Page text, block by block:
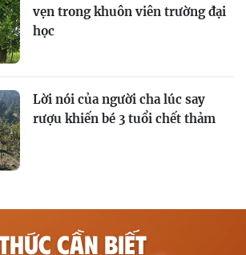
vẹn trong khuôn viên trường đại
học
Lời nói của người cha lúc say
rượu khiến bé 3 tuổi chết thảm
CẦN BIẾT